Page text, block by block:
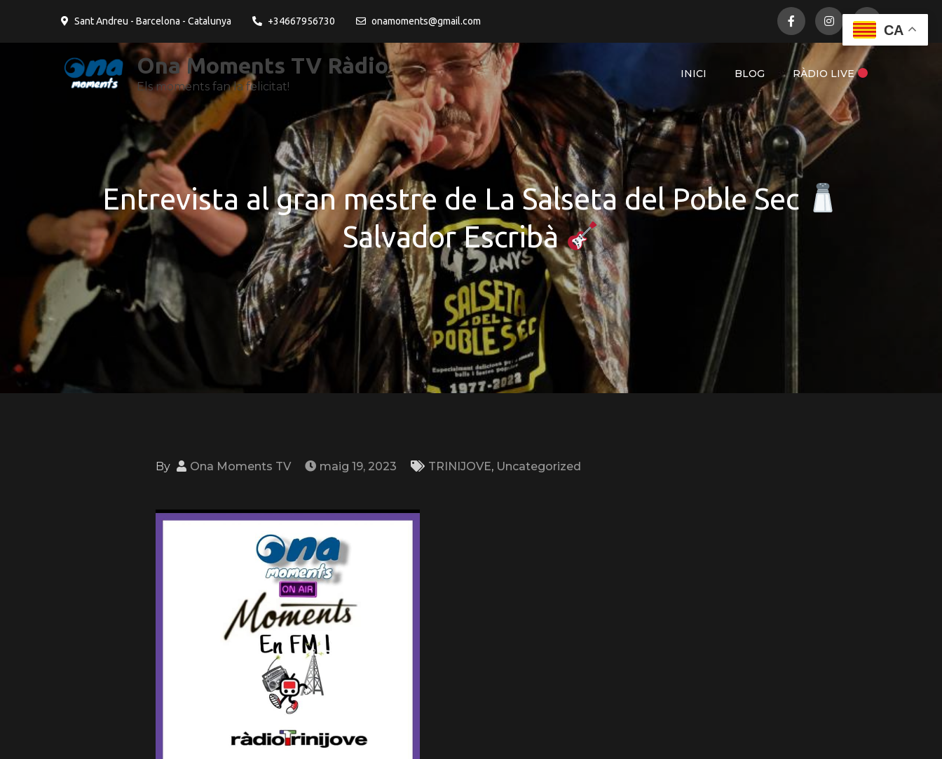
Sant Andreu - Barcelona - Catalunya +34667956730 onamoments@gmail.com
Ona Moments TV Ràdio
Els moments fan la felicitat!
INICI BLOG RÀDIO LIVE
Entrevista al gran mestre de La Salseta del Poble Sec
Salvador Escribà
By Ona Moments TV maig 19, 2023 TRINIJOVE, Uncategorized
CA